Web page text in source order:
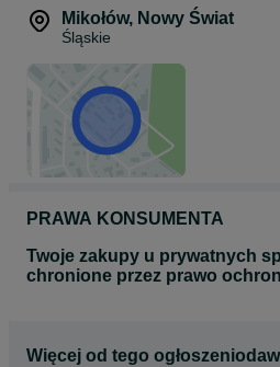
Mikołów, Nowy Świat
Śląskie
PRAWA KONSUMENTA
Twoje zakupy u prywatnych
chronione przez prawo
Więcej od tego